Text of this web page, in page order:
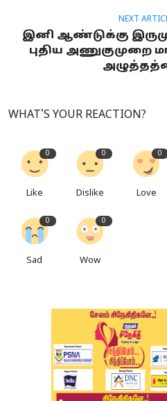
NEXT
இனி ஆண்டுக்கு
புதிய
WHAT'S YOUR REACTION?
0
Like
0
Dislike
0
Love
0
Sad
0
Wow